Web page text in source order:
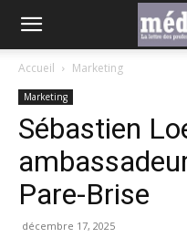
Accueil Marketing
Marketing
Sébastien
Pare-Brise
décembre 17, 2025